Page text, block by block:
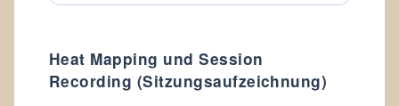
Daten:
Heat Mapping und Session
Recording (Sitzungsaufzeichnung)